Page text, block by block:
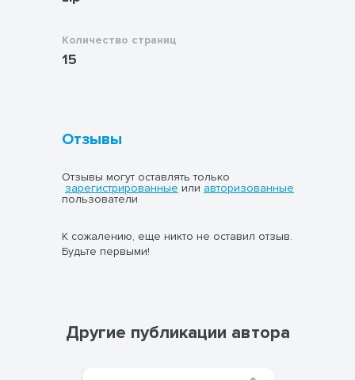
Количество страниц
15
Отзывы
Отзывы могут оставлять только
зарегистрированные или авторизованные
пользователи
К сожалению, еще никто не оставил отзыв.
Будьте первыми!
Другие публикации автора